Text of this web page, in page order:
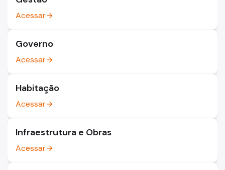
Acessararrow_forward
Governo
Acessararrow_forward
Habitação
Acessararrow_forward
Infraestrutura e Obras
Acessararrow_forward